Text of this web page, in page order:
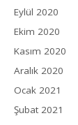
Eylül 2020
Ekim 2020
Kasım 2020
Aralık 2020
Ocak 2021
Şubat 2021